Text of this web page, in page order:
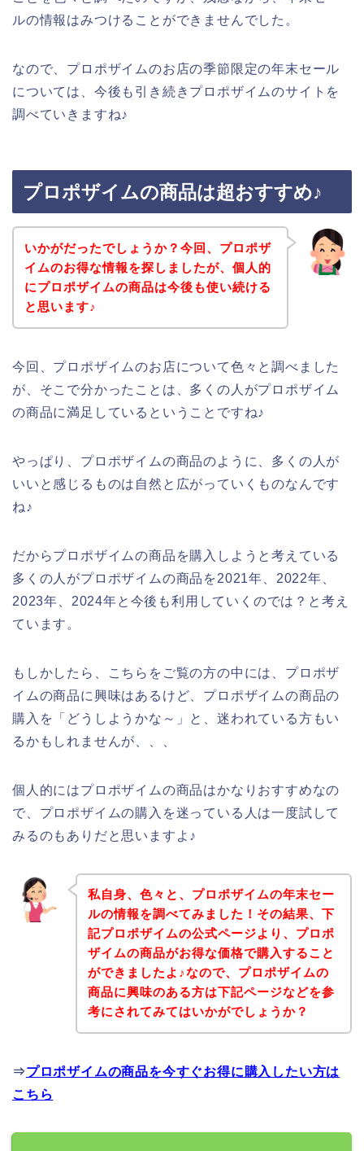
ルの情報はみつけることができませんでした。
なので、プロポザイムのお店の季節限定の年末セール
については、今後も引き続きプロポザイムのサイトを
調べていきますね♪
プロポザイムの商品は超おすすめ♪
いかがだったでしょうか？今回、プロポザ
イムのお得な情報を探しましたが、個人的
にプロポザイムの商品は今後も使い続ける
と思います♪
今回、プロポザイムのお店について色々と調べました
が、そこで分かったことは、多くの人がプロポザイム
の商品に満足しているということですね♪
やっぱり、プロポザイムの商品のように、多くの人が
いいと感じるものは自然と広がっていくものなんです
ね♪
だからプロポザイムの商品を購入しようと考えている
多くの人がプロポザイムの商品を2021年、2022年、
2023年、2024年と今後も利用していくのでは？と考え
ています。
もしかしたら、こちらをご覧の方の中には、プロポザ
イムの商品に興味はあるけど、プロポザイムの商品の
購入を「どうしようかな～」と、迷われている方もい
るかもしれませんが、、、
個人的にはプロポザイムの商品はかなりおすすめなの
で、プロポザイムの購入を迷っている人は一度試して
みるのもありだと思いますよ♪
私自身、色々と、プロポザイムの年末セー
ルの情報を調べてみました！その結果、下
記プロポザイムの公式ページより、プロポ
ザイムの商品がお得な価格で購入すること
ができましたよ♪なので、プロポザイムの
商品に興味のある方は下記ページなどを参
考にされてみてはいかがでしょうか？
⇒プロポザイムの商品を今すぐお得に購入したい方は
こちら